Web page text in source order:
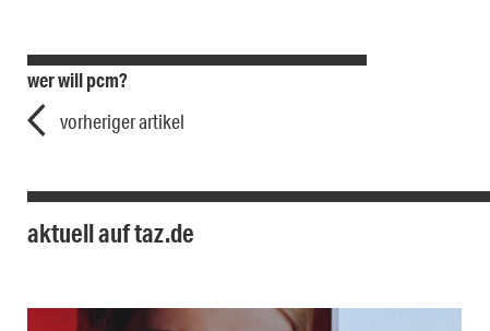
wer will pcm?
vorheriger artikel
aktuell auf taz.de